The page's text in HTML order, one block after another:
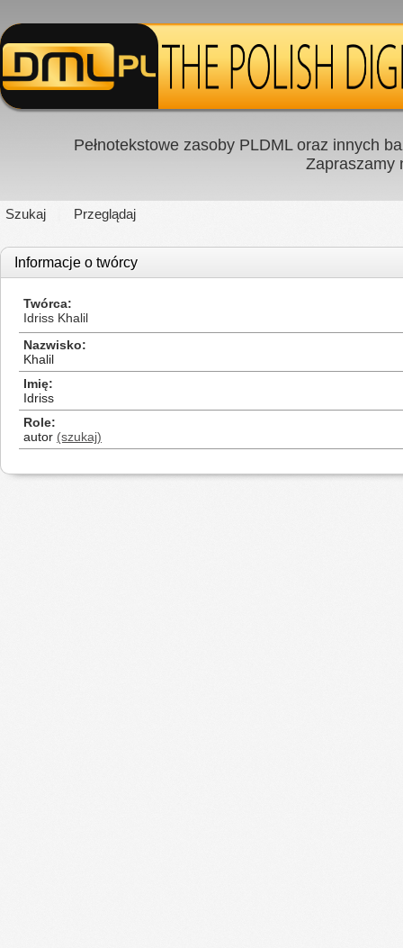
Pełnotekstowe zasoby PLDML oraz innych
Zapraszamy
Szukaj Przeglądaj
Informacje o twórcy
Twórca
Idriss Khalil
Nazwisko
Khalil
Imię
Idriss
Role
autor (szukaj)